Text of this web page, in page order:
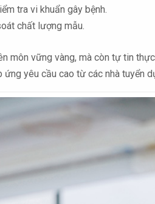
tra vi khuẩn gây bệnh.
chất lượng mẫu.
môn vững vàng, mà còn tự tin
yêu cầu cao từ các nhà tuyển